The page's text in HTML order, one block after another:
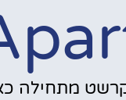
מתחילה